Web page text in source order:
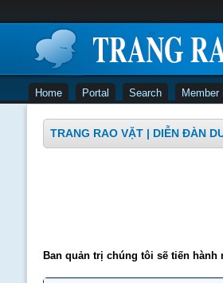
Home Portal Search Member
TRANG RAO VẶT | DIỄN ĐÀN
Ban quản trị chúng tôi sẽ tiến hành